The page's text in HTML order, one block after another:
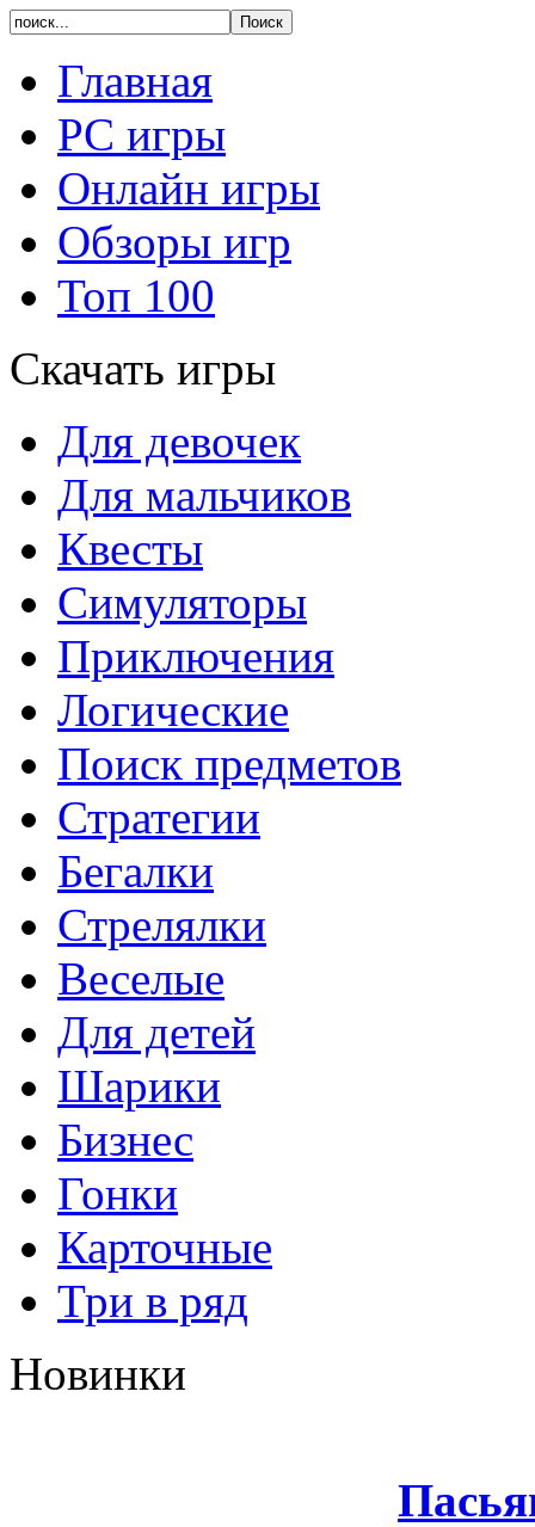
Главная
PC игры
Онлайн игры
Обзоры игр
Топ 100
Скачать игры
Для девочек
Для мальчиков
Квесты
Симуляторы
Приключения
Логические
Поиск предметов
Стратегии
Бегалки
Стрелялки
Веселые
Для детей
Шарики
Бизнес
Гонки
Карточные
Три в ряд
Новинки